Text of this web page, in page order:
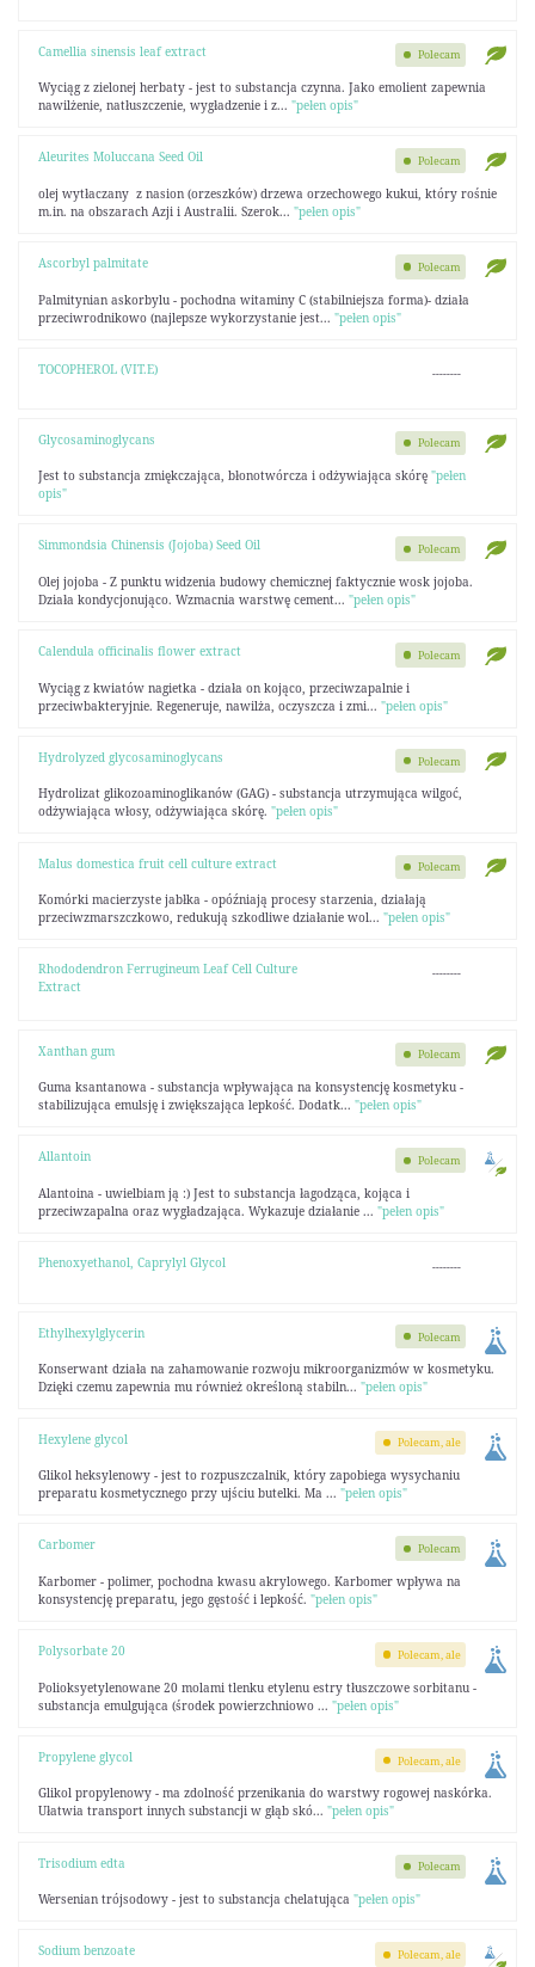
Camellia sinensis leaf extract
Wyciąg z zielonej herbaty - jest to substancja czynna. Jako emolient zapewnia
nawilżenie, natłuszczenie, wygładzenie i z... "pełen opis"
Polecam
Aleurites Moluccana Seed Oil
olej wytłaczany z nasion (orzeszków) drzewa orzechowego kukui, który rośnie
m.in. na obszarach Azji i Australii. Szerok... "pełen opis"
Polecam
Ascorbyl palmitate
Palmitynian askorbylu - pochodna witaminy C (stabilniejsza forma)- działa
przeciwrodnikowo (najlepsze wykorzystanie jest... "pełen opis"
Polecam
TOCOPHEROL (VIT.E) --------
Glycosaminoglycans
Jest to substancja zmiękczająca, błonotwórcza i odżywiająca skórę "pełen
opis"
Polecam
Simmondsia Chinensis (Jojoba) Seed Oil
Olej jojoba - Z punktu widzenia budowy chemicznej faktycznie wosk jojoba.
Działa kondycjonująco. Wzmacnia warstwę cement... "pełen opis"
Polecam
Calendula officinalis flower extract
Wyciąg z kwiatów nagietka - działa on kojąco, przeciwzapalnie i
przeciwbakteryjnie. Regeneruje, nawilża, oczyszcza i zmi... "pełen opis"
Polecam
Hydrolyzed glycosaminoglycans
Hydrolizat glikozoaminoglikanów (GAG) - substancja utrzymująca wilgoć,
odżywiająca włosy, odżywiająca skórę. "pełen opis"
Polecam
Malus domestica fruit cell culture extract
Komórki macierzyste jabłka - opóźniają procesy starzenia, działają
przeciwzmarszczkowo, redukują szkodliwe działanie wol... "pełen opis"
Polecam
Rhododendron Ferrugineum Leaf Cell Culture
Extract
--------
Xanthan gum
Guma ksantanowa - substancja wpływająca na konsystencję kosmetyku -
stabilizująca emulsję i zwiększająca lepkość. Dodatk... "pełen opis"
Polecam
Allantoin
Alantoina - uwielbiam ją :) Jest to substancja łagodząca, kojąca i
przeciwzapalna oraz wygładzająca. Wykazuje działanie ... "pełen opis"
Polecam
Phenoxyethanol, Caprylyl Glycol --------
Ethylhexylglycerin
Konserwant działa na zahamowanie rozwoju mikroorganizmów w kosmetyku.
Dzięki czemu zapewnia mu również określoną stabiln... "pełen opis"
Polecam
Hexylene glycol
Glikol heksylenowy - jest to rozpuszczalnik, który zapobiega wysychaniu
preparatu kosmetycznego przy ujściu butelki. Ma ... "pełen opis"
Polecam, ale
Carbomer
Karbomer - polimer, pochodna kwasu akrylowego. Karbomer wpływa na
konsystencję preparatu, jego gęstość i lepkość. "pełen opis"
Polecam
Polysorbate 20
Polioksyetylenowane 20 molami tlenku etylenu estry tłuszczowe sorbitanu -
substancja emulgująca (środek powierzchniowo ... "pełen opis"
Polecam, ale
Propylene glycol
Glikol propylenowy - ma zdolność przenikania do warstwy rogowej naskórka.
Ułatwia transport innych substancji w głąb skó... "pełen opis"
Polecam, ale
Trisodium edta
Wersenian trójsodowy - jest to substancja chelatująca "pełen opis"
Polecam
Sodium benzoate Polecam, ale